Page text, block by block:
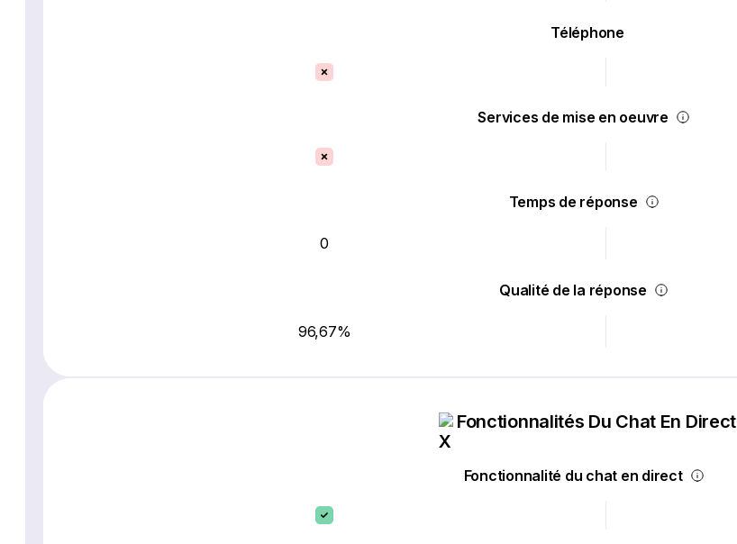
Téléphone
Services de mise en oeuvre
Temps de réponse
0
Qualité de la réponse
96,67%
Fonctionnalités Du Chat En Direct
Fonctionnalité du chat en direct